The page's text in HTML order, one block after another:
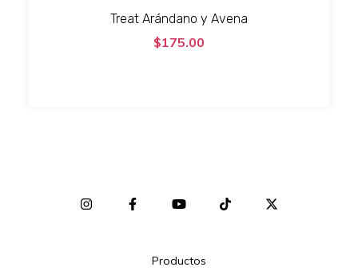
Treat Arándano y Avena
$175.00
Productos